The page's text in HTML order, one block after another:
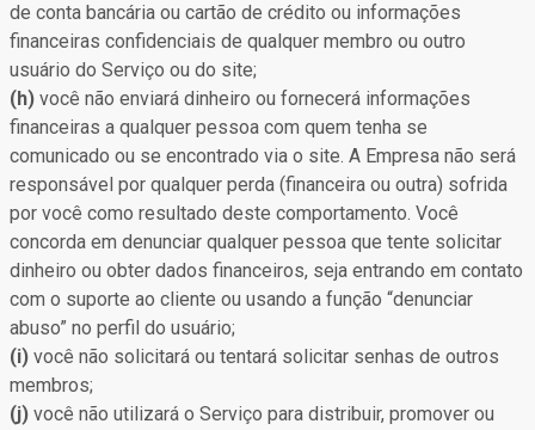
de conta bancária ou cartão de crédito ou informações
financeiras confidenciais de qualquer membro ou outro
usuário do Serviço ou do site;
(h) você não enviará dinheiro ou fornecerá informações
financeiras a qualquer pessoa com quem tenha se
comunicado ou se encontrado via o site. A Empresa não será
responsável por qualquer perda (financeira ou outra) sofrida
por você como resultado deste comportamento. Você
concorda em denunciar qualquer pessoa que tente solicitar
dinheiro ou obter dados financeiros, seja entrando em contato
com o suporte ao cliente ou usando a função “denunciar
abuso” no perfil do usuário;
(i) você não solicitará ou tentará solicitar senhas de outros
membros;
(j) você não utilizará o Serviço para distribuir, promover ou